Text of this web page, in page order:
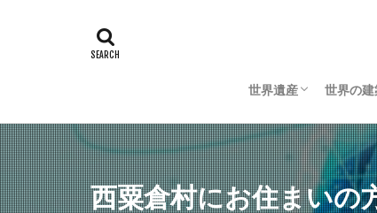
世界遺産
日本の世界遺産
海外の世界遺産
世界の
日本の
海外の
西粟倉村にお住まいの